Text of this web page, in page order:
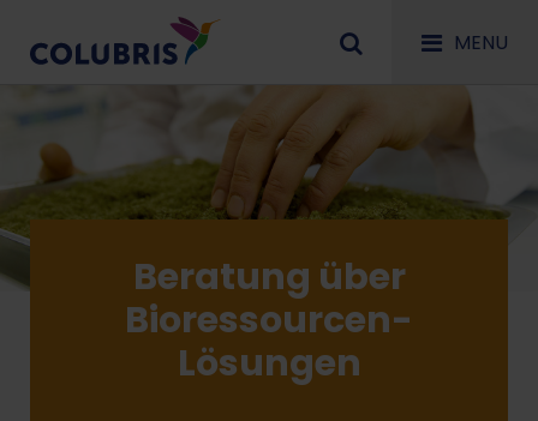
MENU
Beratung über
Bioressourcen-
Lösungen